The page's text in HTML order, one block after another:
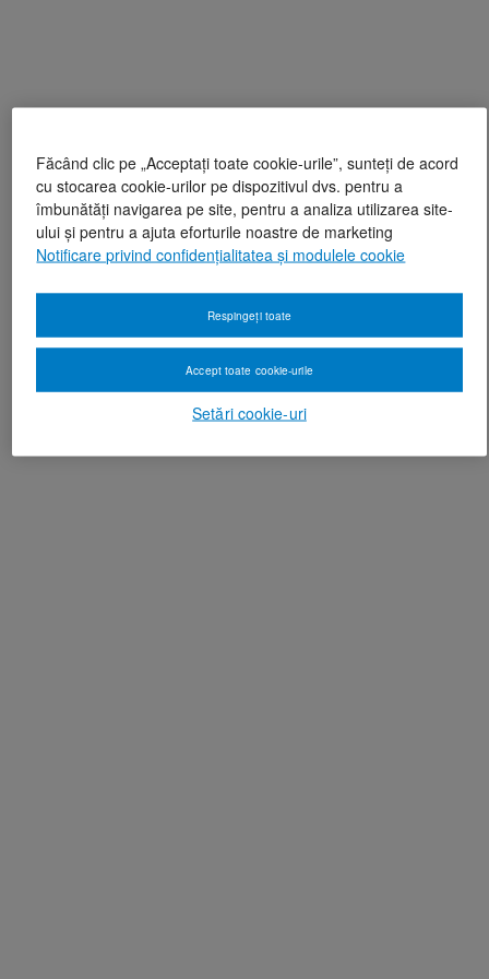
Făcând clic pe „Acceptați toate cookie-urile”, sunteți de acord
cu stocarea cookie-urilor pe dispozitivul dvs. pentru a
îmbunătăți navigarea pe site, pentru a analiza utilizarea site-
ului și pentru a ajuta eforturile noastre de marketing
Notificare privind confidențialitatea și modulele cookie
Setări cookie-uri
Respingeți toate
Accept toate cookie-urile